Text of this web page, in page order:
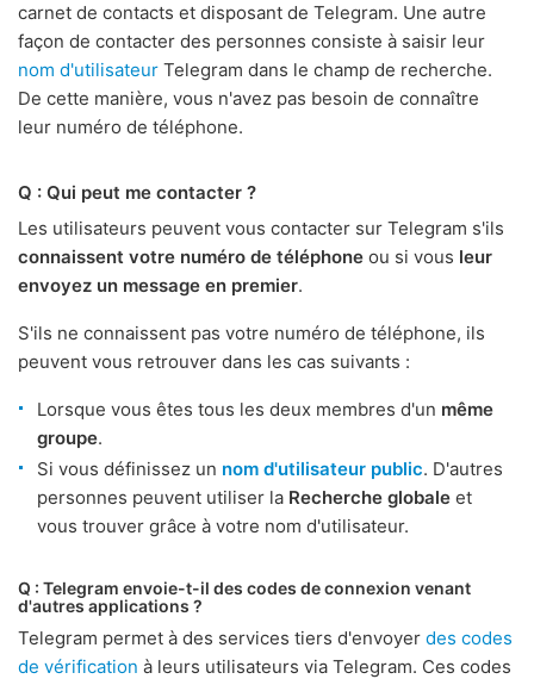
carnet de contacts et disposant de Telegram. Une autre
façon de contacter des personnes consiste à saisir leur
nom d'utilisateur Telegram dans le champ de recherche.
De cette manière, vous n'avez pas besoin de connaître
leur numéro de téléphone.
Q : Qui peut me contacter ?
Les utilisateurs peuvent vous contacter sur Telegram s'ils
connaissent votre numéro de téléphone ou si vous leur
envoyez un message en premier.
S'ils ne connaissent pas votre numéro de téléphone, ils
peuvent vous retrouver dans les cas suivants :
Lorsque vous êtes tous les deux membres d'un même
groupe.
Si vous définissez un nom d'utilisateur public. D'autres
personnes peuvent utiliser la Recherche globale et
vous trouver grâce à votre nom d'utilisateur.
Q : Telegram envoie-t-il des codes de connexion venant
d'autres applications ?
Telegram permet à des services tiers d'envoyer des codes
de vérification à leurs utilisateurs via Telegram. Ces codes